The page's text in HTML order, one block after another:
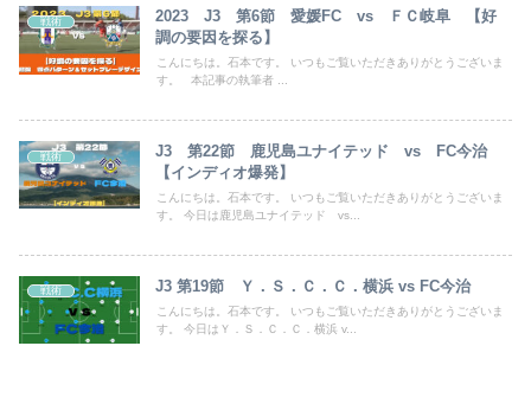
戦術
2023 J3 第6節 愛媛FC vs ＦＣ岐阜 【好
調の要因を探る】
こんにちは。石本です。 いつもご覧いただきありがとうございま
す。 本記事の執筆者 ...
戦術
J3 第22節 鹿児島ユナイテッド vs FC今治
【インディオ爆発】
こんにちは。石本です。 いつもご覧いただきありがとうございま
す。 今日は鹿児島ユナイテッド vs...
戦術 J3 第19節 Ｙ．Ｓ．Ｃ．Ｃ．横浜 vs FC今治
こんにちは。石本です。 いつもご覧いただきありがとうございま
す。 今日はＹ．Ｓ．Ｃ．Ｃ．横浜 v...